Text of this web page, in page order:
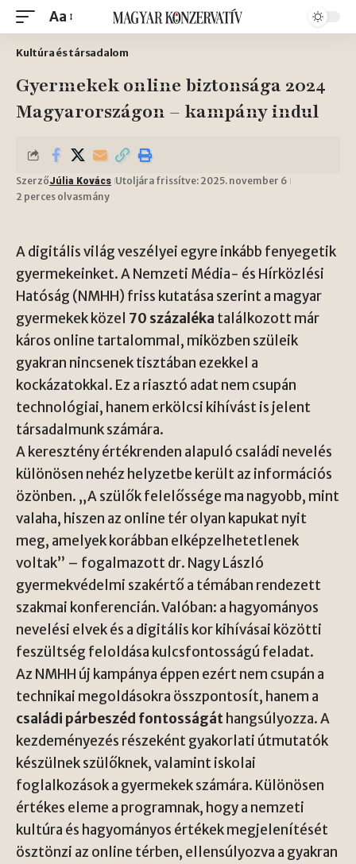
Aa
Kultúra és társadalom
Gyermekek online biztonsága 2024
Magyarországon – kampány indul
SzerzőJúlia Kovács Utoljára frissítve: 2025. november 6
2 perces olvasmány
A digitális világ veszélyei egyre inkább fenyegetik
gyermekeinket. A Nemzeti Média- és Hírközlési
Hatóság (NMHH) friss kutatása szerint a magyar
gyermekek közel 70 százaléka találkozott már
káros online tartalommal, miközben szüleik
gyakran nincsenek tisztában ezekkel a
kockázatokkal. Ez a riasztó adat nem csupán
technológiai, hanem erkölcsi kihívást is jelent
társadalmunk számára.
A keresztény értékrenden alapuló családi nevelés
különösen nehéz helyzetbe került az információs
özönben. „A szülők felelőssége ma nagyobb, mint
valaha, hiszen az online tér olyan kapukat nyit
meg, amelyek korábban elképzelhetetlenek
voltak” – fogalmazott dr. Nagy László
gyermekvédelmi szakértő a témában rendezett
szakmai konferencián. Valóban: a hagyományos
nevelési elvek és a digitális kor kihívásai közötti
feszültség feloldása kulcsfontosságú feladat.
Az NMHH új kampánya éppen ezért nem csupán a
technikai megoldásokra összpontosít, hanem a
családi párbeszéd fontosságát hangsúlyozza. A
kezdeményezés részeként gyakorlati útmutatók
készülnek szülőknek, valamint iskolai
foglalkozások a gyermekek számára. Különösen
értékes eleme a programnak, hogy a nemzeti
kultúra és hagyományos értékek megjelenítését
ösztönzi az online térben, ellensúlyozva a gyakran